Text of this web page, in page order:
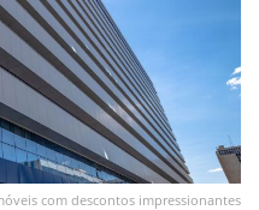
com descontos impressionantes